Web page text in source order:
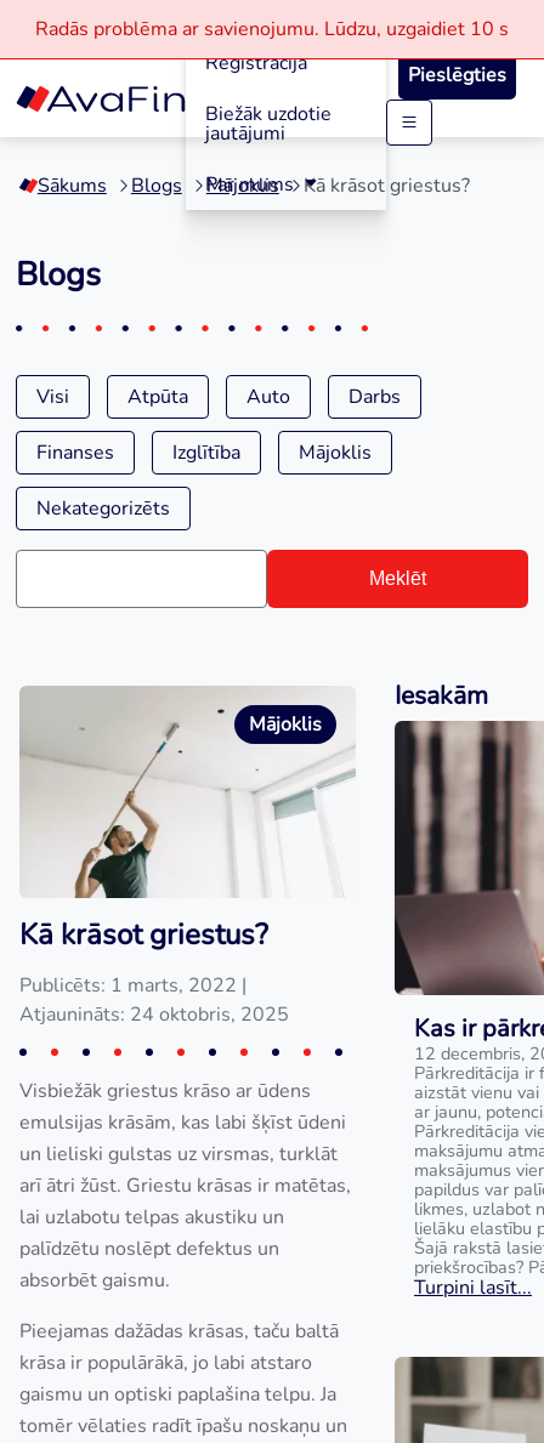
Skip
content
Radās problēma ar savienojumu. Lūdzu, uzgaidiet 10 s
Reģistrācija
Biežāk uzdotie
jautājumi
Par mums
Pieslēgties
Sākums Blogs Mājoklis Kā krāsot griestus?
Blogs
Visi Atpūta Auto Darbs
Finanses Izglītība Mājoklis
Nekategorizēts
Meklēt
Mājoklis
Kā krāsot griestus?
Publicēts: 1 marts, 2022 |
Atjaunināts: 24 oktobris, 2025
Visbiežāk griestus krāso ar ūdens
emulsijas krāsām, kas labi šķīst ūdeni
un lieliski gulstas uz virsmas, turklāt
arī ātri žūst. Griestu krāsas ir matētas,
lai uzlabotu telpas akustiku un
palīdzētu noslēpt defektus un
absorbēt gaismu.
Pieejamas dažādas krāsas, taču baltā
krāsa ir populārākā, jo labi atstaro
gaismu un optiski paplašina telpu. Ja
tomēr vēlaties radīt īpašu noskaņu un
Iesakām
Kas ir
12 decembris,
Pārkreditācija ir
aizstāt vienu
ar jaunu,
Pārkreditācija
maksājumu
maksājumus
papildus var
likmes, uzlabot
lielāku elastību
Šajā rakstā
priekšrocības?
Turpini lasīt...